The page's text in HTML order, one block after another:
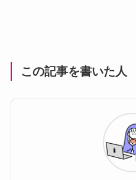
この記事を書いた人